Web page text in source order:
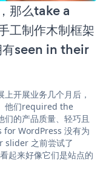
那么take a
工制作木制框架
有seen in their
开展业务几个月后，
他们required the
的产品质量、轻巧且
for WordPress 没有为
slider 之前尝试了
来好像它们是站点的